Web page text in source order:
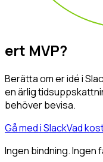
ert MVP?
Berätta om er idé i
en ärlig
behöver bevisa.
Gå med i SlackVad
Ingen bindning. Ingen